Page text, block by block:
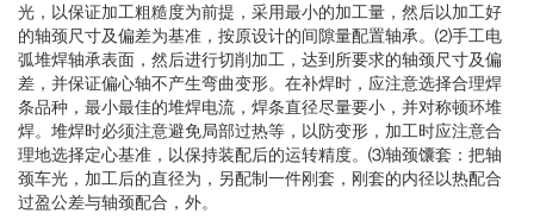
光，以保证加工粗糙度为前提，采用最小的加工量，然后以加工好
的轴颈尺寸及偏差为基准，按原设计的间隙量配置轴承。⑵手工电
弧堆焊轴承表面，然后进行切削加工，达到所要求的轴颈尺寸及偏
差，并保证偏心轴不产生弯曲变形。在补焊时，应注意选择合理焊
条品种，最小最佳的堆焊电流，焊条直径尽量要小，并对称顿环堆
焊。堆焊时必须注意避免局部过热等，以防变形，加工时应注意合
理地选择定心基准，以保持装配后的运转精度。⑶轴颈馕套：把轴
颈车光，加工后的直径为，另配制一件刚套，刚套的内径以热配合
过盈公差与轴颈配合，外。